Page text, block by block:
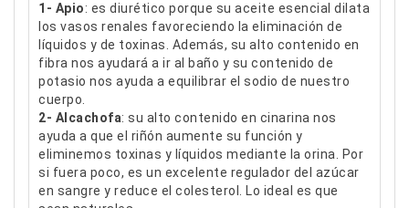
1- Apio: es diurético porque su aceite esencial dilata
los vasos renales favoreciendo la eliminación de
líquidos y de toxinas. Además, su alto contenido en
fibra nos ayudará a ir al baño y su contenido de
potasio nos ayuda a equilibrar el sodio de nuestro
cuerpo.
2- Alcachofa: su alto contenido en cinarina nos
ayuda a que el riñón aumente su función y
eliminemos toxinas y líquidos mediante la orina. Por
si fuera poco, es un excelente regulador del azúcar
en sangre y reduce el colesterol. Lo ideal es que